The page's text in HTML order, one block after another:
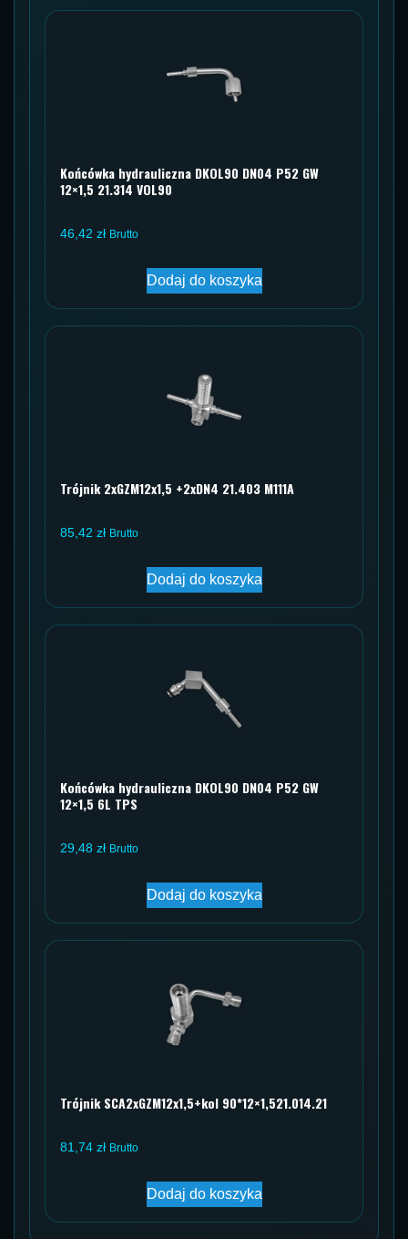
Końcówka hydrauliczna DKOL90 DN04 P52 GW
12×1,5 21.314 VOL90
46,42 zł Brutto
Dodaj do koszyka
Trójnik 2xGZM12x1,5 +2xDN4 21.403 M111A
85,42 zł Brutto
Dodaj do koszyka
Końcówka hydrauliczna DKOL90 DN04 P52 GW
12×1,5 6L TPS
29,48 zł Brutto
Dodaj do koszyka
Trójnik SCA2xGZM12x1,5+kol 90*12×1,521.014.21
81,74 zł Brutto
Dodaj do koszyka